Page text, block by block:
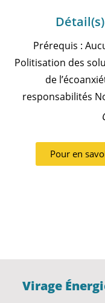
Prérequis :
Politisation des
de
responsabilités
Pour en
Virage